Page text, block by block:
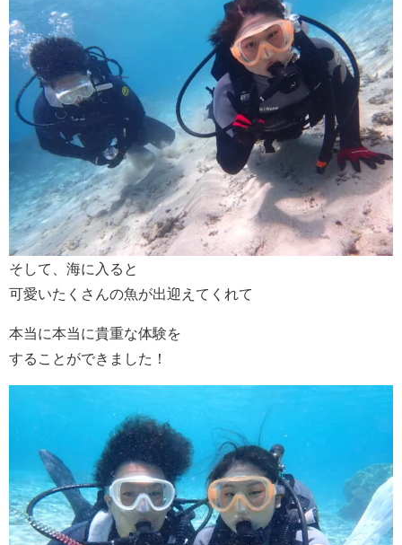
そして、海に入ると
可愛いたくさんの魚が出迎えてくれて
本当に本当に貴重な体験を
することができました！